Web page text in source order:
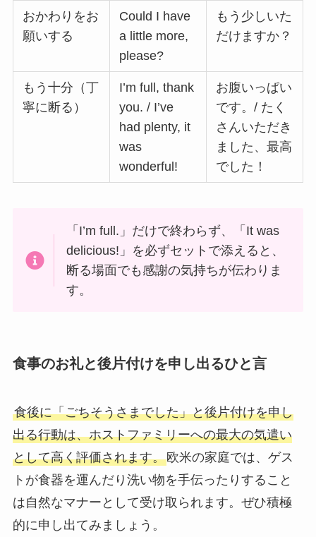
おかわりをお
願いする
Could I have
a little more,
please?
もう少しいた
だけますか？
もう十分（丁
寧に断る）
I’m full, thank
you. / I’ve
had plenty, it
was
wonderful!
お腹いっぱい
です。/ たく
さんいただき
ました、最高
でした！
「I’m full.」だけで終わらず、「It was
delicious!」を必ずセットで添えると、
断る場面でも感謝の気持ちが伝わりま
す。
食事のお礼と後片付けを申し出るひと言
食後に「ごちそうさまでした」と後片付けを申し
出る行動は、ホストファミリーへの最大の気遣い
として高く評価されます。欧米の家庭では、ゲス
トが食器を運んだり洗い物を手伝ったりすること
は自然なマナーとして受け取られます。ぜひ積極
的に申し出てみましょう。